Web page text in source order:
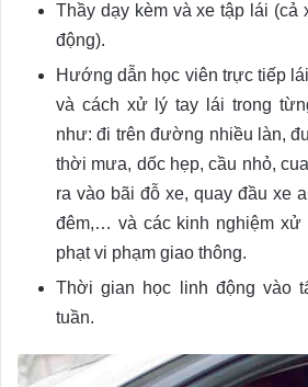
Thầy dạy kèm và xe tập lái (cả
động).
Hướng dẫn học viên trực tiếp
và cách xử lý tay lái trong
như: đi trên đường nhiều làn,
thời mưa, dốc hẹp, cầu nhỏ,
ra vào bãi đỗ xe, quay đầu xe
đêm,… và các kinh nghiệm xử
phạt vi phạm giao thông.
Thời gian học linh động vào
tuần.